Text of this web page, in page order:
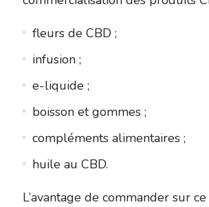
fleurs de CBD ;
infusion ;
e-liquide ;
boisson et gommes ;
compléments alimentaires ;
huile au CBD.
L’avantage de commander sur